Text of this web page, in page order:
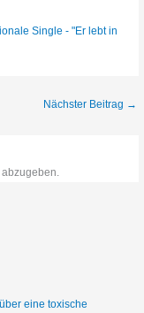
Single - "Er lebt in
Nächster Beitrag →
eine toxische